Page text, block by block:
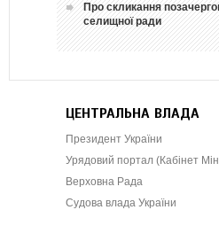
Про скликання
селищної ради
ЦЕНТРАЛЬНА ВЛАДА
Президент України
Урядовий портал (Кабінет
Верховна Рада
Судова влада України